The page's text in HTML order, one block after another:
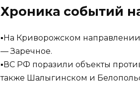
Хроника событий
▪️На Криворожском
— Заречное.
▪️ВС РФ поразили объекты
также Шалыгинском и